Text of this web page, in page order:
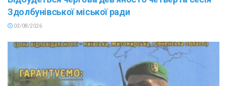
Здолбунівської міської ради
03/08/2026